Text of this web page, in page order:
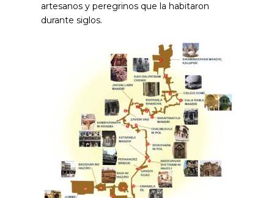
artesanos y peregrinos que la habitaron
durante siglos.